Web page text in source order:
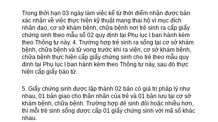
Trong thời hạn 03 ngày làm việc kể từ thời điểm nhận được bản
xác nhận về việc thực hiện kỹ thuật mang thai hộ vì mục đích
nhân đạo, cơ sở khám bệnh, chữa bệnh nơi trẻ sinh ra cấp giấy
chứng sinh theo mẫu số 02 quy định tại Phụ lục I ban hành kèm
theo Thông tư này. 4. Trường hợp trẻ sinh ra sống tại cơ sở khám
bệnh, chữa bệnh và tử vong trước khi ra viện, cơ sở khám bệnh,
chữa bệnh thực hiện cấp giấy chứng sinh cho trẻ theo mẫu quy
định tại Phụ lục I ban hành kèm theo Thông tư này, sau đó thực
hiện cấp giấy báo tử.
5. Giấy chứng sinh được lập thành 02 bản có giá trị pháp lý như
nhau, 01 bản giao cho thân nhân của trẻ và 01 bản lưu tại cơ sở
khám bệnh, chữa bệnh. Trường hợp đẻ sinh đôi hoặc nhiều hơn,
thì mỗi trẻ sinh sống được cấp 01 giấy chứng sinh với mã số khác
nhau.